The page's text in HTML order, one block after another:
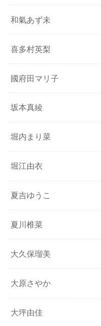
和氣あず未
喜多村英梨
國府田マリ子
坂本真綾
堀内まり菜
堀江由衣
夏吉ゆうこ
夏川椎菜
大久保瑠美
大原さやか
大坪由佳